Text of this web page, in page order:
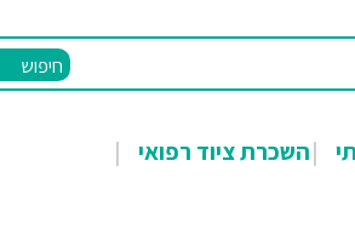
חיפוש
השכרת ציוד רפואי